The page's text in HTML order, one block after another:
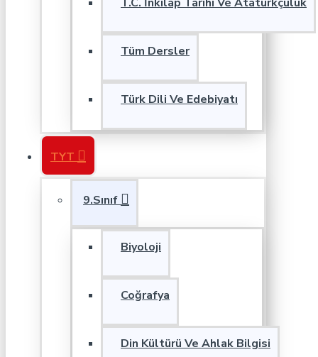
Tüm Dersler
Türk Dili Ve Edebiyatı
TYT
9.Sınıf
Biyoloji
Coğrafya
Din Kültürü Ve Ahlak Bilgisi